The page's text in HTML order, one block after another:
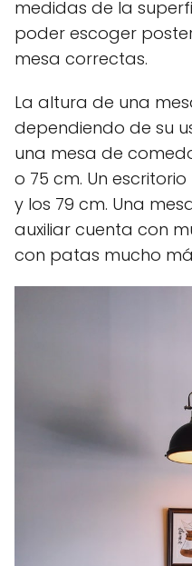
medidas de la
poder escoger
mesa correctas.
La altura de una
dependiendo de su
una mesa de
o 75 cm. Un
y los 79 cm. Una
auxiliar cuenta con
con patas mucho